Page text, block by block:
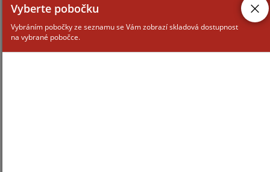
Vyberte pobočku
Vybráním pobočky ze seznamu se Vám zobrazí skladová dostupnost
na vybrané pobočce.